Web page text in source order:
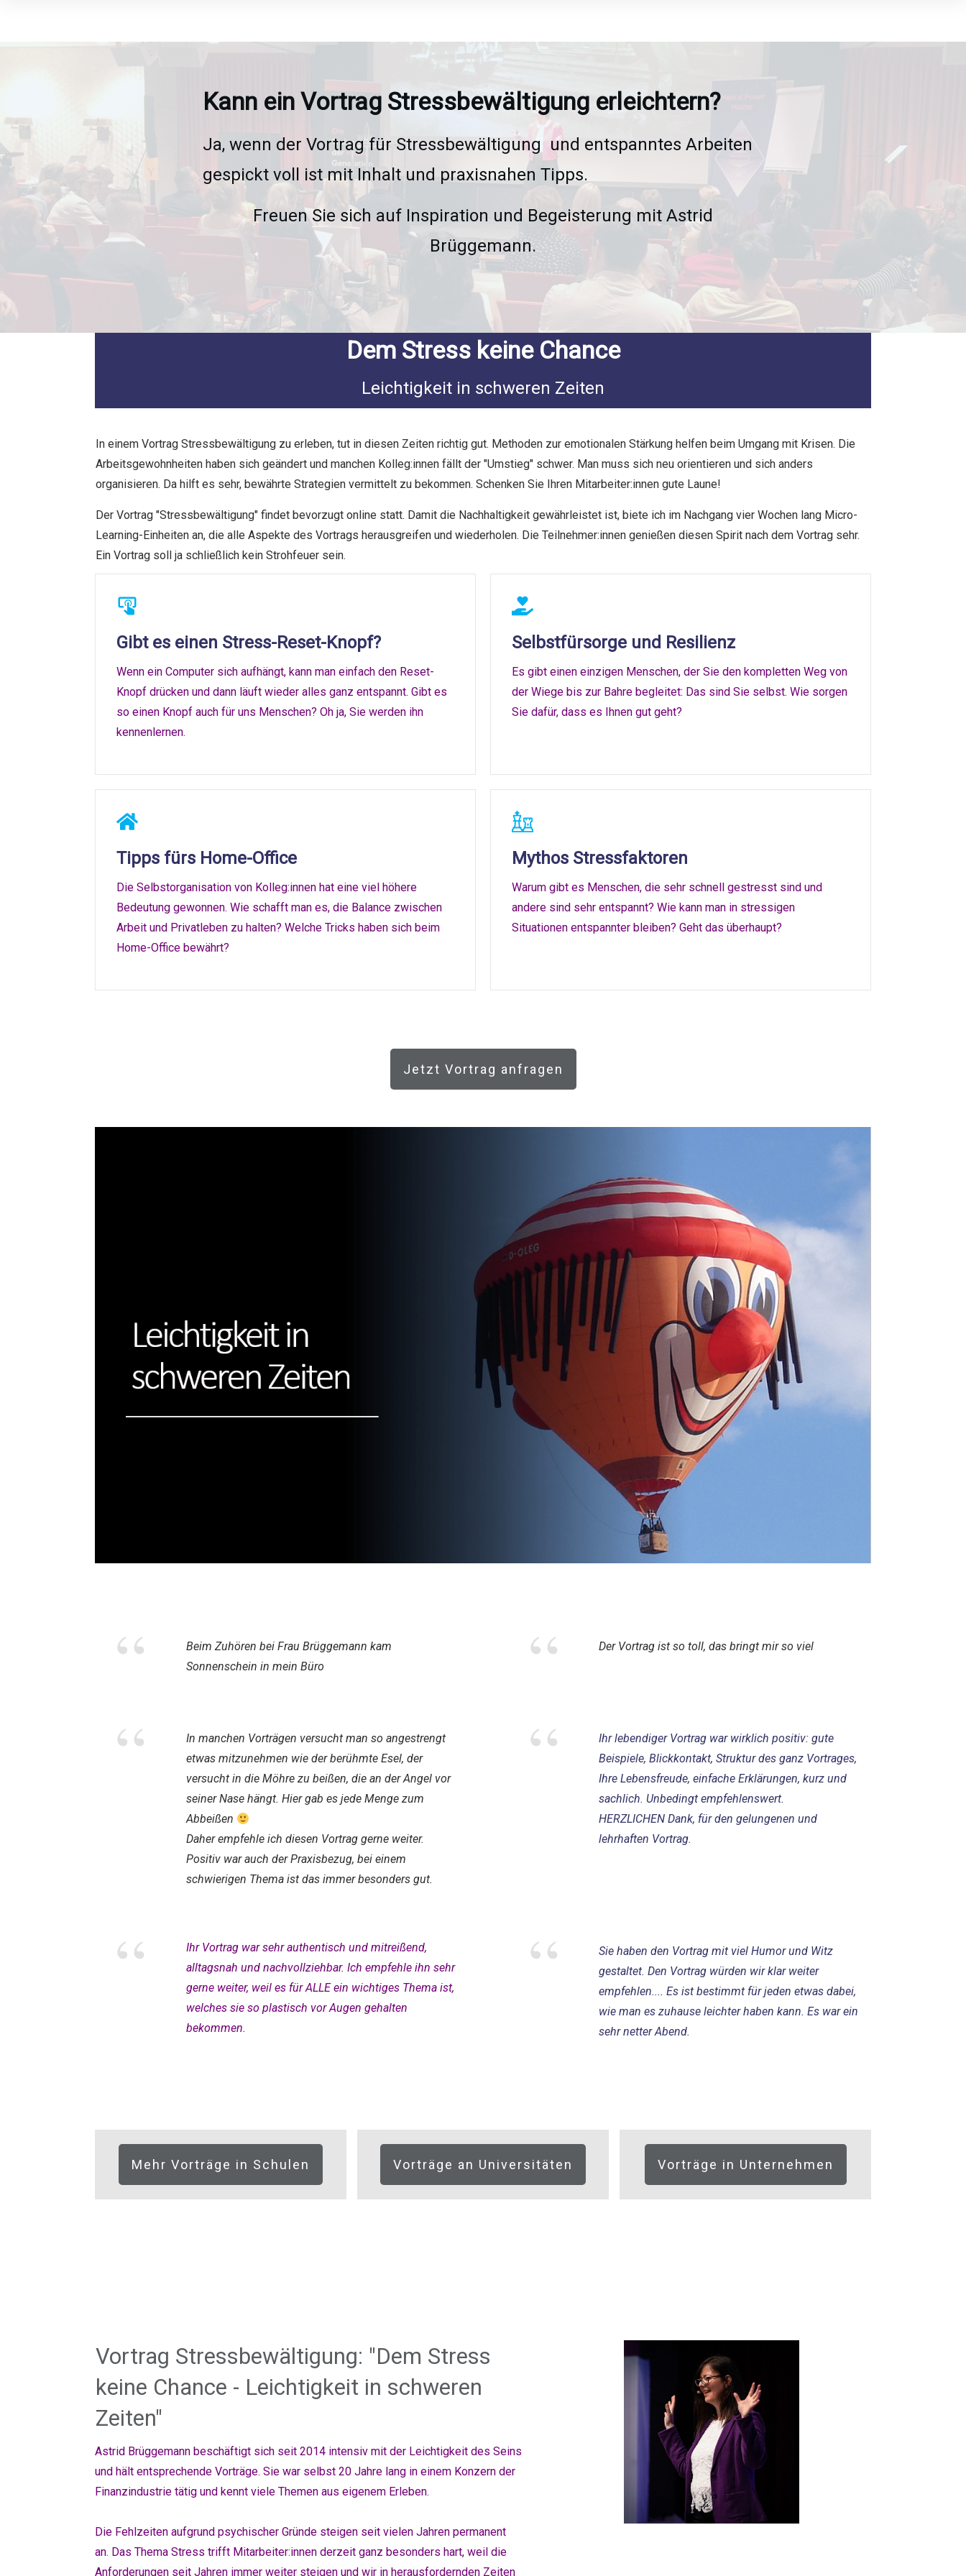
Kann ein Vortrag Stressbewältigung erleichtern?
Ja, wenn der Vortrag für Stressbewältigung und entspanntes Arbeiten
gespickt voll ist mit Inhalt und praxisnahen Tipps.
Freuen Sie sich auf Inspiration und Begeisterung mit Astrid
Brüggemann.
Dem Stress keine Chance
Leichtigkeit in schweren Zeiten
In einem Vortrag Stressbewältigung zu erleben, tut in diesen Zeiten richtig gut. Methoden zur emotionalen Stärkung helfen beim Umgang mit Krisen. Die
Arbeitsgewohnheiten haben sich geändert und manchen Kolleg:innen fällt der "Umstieg" schwer. Man muss sich neu orientieren und sich anders
organisieren. Da hilft es sehr, bewährte Strategien vermittelt zu bekommen. Schenken Sie Ihren Mitarbeiter:innen gute Laune!
Der Vortrag "Stressbewältigung" findet bevorzugt online statt. Damit die Nachhaltigkeit gewährleistet ist, biete ich im Nachgang vier Wochen lang Micro-
Learning-Einheiten an, die alle Aspekte des Vortrags herausgreifen und wiederholen. Die Teilnehmer:innen genießen diesen Spirit nach dem Vortrag sehr.
Ein Vortrag soll ja schließlich kein Strohfeuer sein.
Gibt es einen Stress-Reset-Knopf?
Wenn ein Computer sich aufhängt, kann man einfach den Reset-
Knopf drücken und dann läuft wieder alles ganz entspannt. Gibt es
so einen Knopf auch für uns Menschen? Oh ja, Sie werden ihn
kennenlernen.
Selbstfürsorge und Resilienz
Es gibt einen einzigen Menschen, der Sie den kompletten Weg von
der Wiege bis zur Bahre begleitet: Das sind Sie selbst. Wie sorgen
Sie dafür, dass es Ihnen gut geht?
Tipps fürs Home-Office
Die Selbstorganisation von Kolleg:innen hat eine viel höhere
Bedeutung gewonnen. Wie schafft man es, die Balance zwischen
Arbeit und Privatleben zu halten? Welche Tricks haben sich beim
Home-Office bewährt?
Mythos Stressfaktoren
Warum gibt es Menschen, die sehr schnell gestresst sind und
andere sind sehr entspannt? Wie kann man in stressigen
Situationen entspannter bleiben? Geht das überhaupt?
Jetzt Vortrag anfragen
“
Beim Zuhören bei Frau Brüggemann kam
Sonnenschein in mein Büro
“ Der Vortrag ist so toll, das bringt mir so viel
“
In manchen Vorträgen versucht man so angestrengt
etwas mitzunehmen wie der berühmte Esel, der
versucht in die Möhre zu beißen, die an der Angel vor
seiner Nase hängt. Hier gab es jede Menge zum
Abbeißen
Daher empfehle ich diesen Vortrag gerne weiter.
Positiv war auch der Praxisbezug, bei einem
schwierigen Thema ist das immer besonders gut.
“
Ihr lebendiger Vortrag war wirklich positiv: gute
Beispiele, Blickkontakt, Struktur des ganz Vortrages,
Ihre Lebensfreude, einfache Erklärungen, kurz und
sachlich. Unbedingt empfehlenswert.
HERZLICHEN Dank, für den gelungenen und
lehrhaften Vortrag.
“
Ihr Vortrag war sehr authentisch und mitreißend,
alltagsnah und nachvollziehbar. Ich empfehle ihn sehr
gerne weiter, weil es für ALLE ein wichtiges Thema ist,
welches sie so plastisch vor Augen gehalten
bekommen.
“
Sie haben den Vortrag mit viel Humor und Witz
gestaltet. Den Vortrag würden wir klar weiter
empfehlen.... Es ist bestimmt für jeden etwas dabei,
wie man es zuhause leichter haben kann. Es war ein
sehr netter Abend.
Mehr Vorträge in Schulen Vorträge an Universitäten Vorträge in Unternehmen
Vortrag Stressbewältigung: "Dem Stress
keine Chance - Leichtigkeit in schweren
Zeiten"
Astrid Brüggemann beschäftigt sich seit 2014 intensiv mit der Leichtigkeit des Seins
und hält entsprechende Vorträge. Sie war selbst 20 Jahre lang in einem Konzern der
Finanzindustrie tätig und kennt viele Themen aus eigenem Erleben.
Die Fehlzeiten aufgrund psychischer Gründe steigen seit vielen Jahren permanent
an. Das Thema Stress trifft Mitarbeiter:innen derzeit ganz besonders hart, weil die
Anforderungen seit Jahren immer weiter steigen und wir in herausfordernden Zeiten